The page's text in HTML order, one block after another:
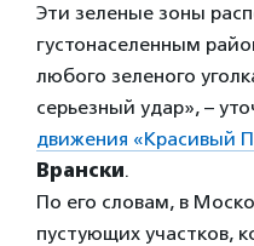
Эти зеленые зоны
густонаселенным
любого зеленого
серьезный удар», –
движения «Красивый
Врански.
По его словам, в
пустующих участков,